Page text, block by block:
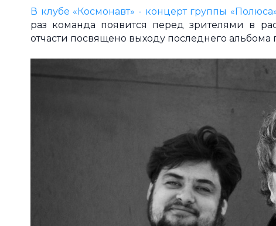
В клубе «Космонавт» - концерт группы
раз команда появится перед зрителями в
отчасти посвящено выходу последнего